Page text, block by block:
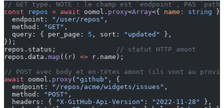
// GET typé. NOTE : le champ est `endpoint`, PAS
const repos = await oomol. proxy<Array<{ name : string
  endpoint:
"/user/repos" ,
  method:
"GET" ,
  query: { per_page:
5 , sort: "updated"
},
});
repos.status;
// statut HTTP amont
repos.data. map (( r ) => r.name);
// POST avec body et en-têtes amont (ils vont au
await oomol. proxy( "github" , {
  endpoint:
"/repos/acme/widgets/issues" ,
  method:
"POST" ,
  headers: {
"X-GitHub-Api-Version" : "2022-11-28"
},